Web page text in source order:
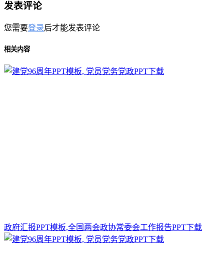
发表评论
您需要登录后才能发表评论
相关内容
政府汇报PPT模板,全国两会政协常委会工作报告PPT下载